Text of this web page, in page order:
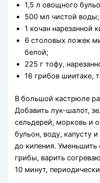
1,5 л овощного
500 мл чистой воды;
1 кочан нарезанной
6 столовых ложек
белой;
225 г тофу,
16 грибов шиитаке,
В большой кастрюле
Добавить лук-шалот,
сельдерей, морковь и
бульон, воду, капусту
до кипения. Уменьшить
грибы, варить
10 минут,